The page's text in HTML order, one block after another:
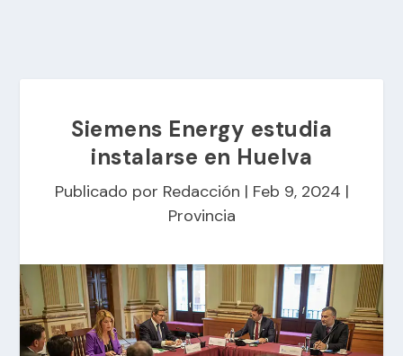
Siemens Energy estudia
instalarse en Huelva
Publicado por Redacción | Feb 9, 2024 |
Provincia